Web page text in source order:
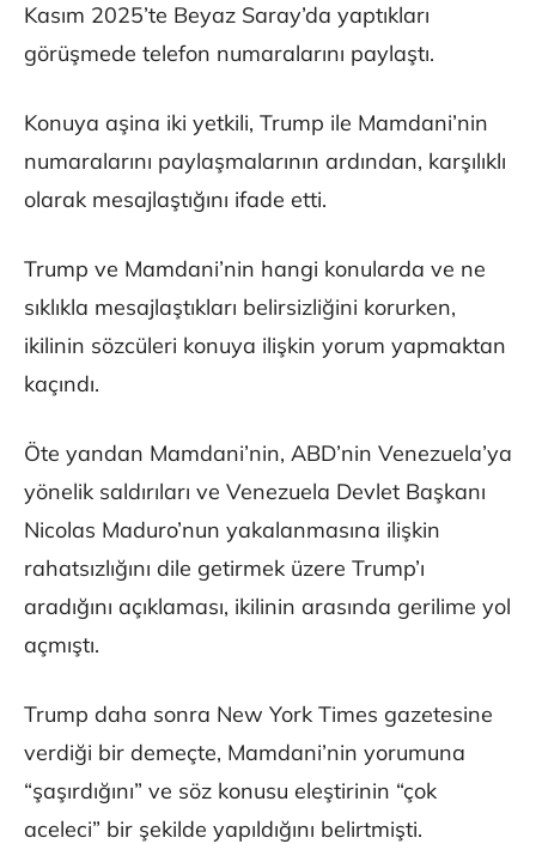
Kasım 2025’te Beyaz Saray’da yaptıkları
görüşmede telefon numaralarını paylaştı.
Konuya aşina iki yetkili, Trump ile Mamdani’nin
numaralarını paylaşmalarının ardından, karşılıklı
olarak mesajlaştığını ifade etti.
Trump ve Mamdani’nin hangi konularda ve ne
sıklıkla mesajlaştıkları belirsizliğini korurken,
ikilinin sözcüleri konuya ilişkin yorum yapmaktan
kaçındı.
Öte yandan Mamdani’nin, ABD’nin Venezuela’ya
yönelik saldırıları ve Venezuela Devlet Başkanı
Nicolas Maduro’nun yakalanmasına ilişkin
rahatsızlığını dile getirmek üzere Trump’ı
aradığını açıklaması, ikilinin arasında gerilime yol
açmıştı.
Trump daha sonra New York Times gazetesine
verdiği bir demeçte, Mamdani’nin yorumuna
“şaşırdığını” ve söz konusu eleştirinin “çok
aceleci” bir şekilde yapıldığını belirtmişti.